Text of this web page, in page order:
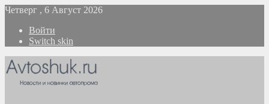
Четверг , 6 Август 2026
Войти
Switch skin